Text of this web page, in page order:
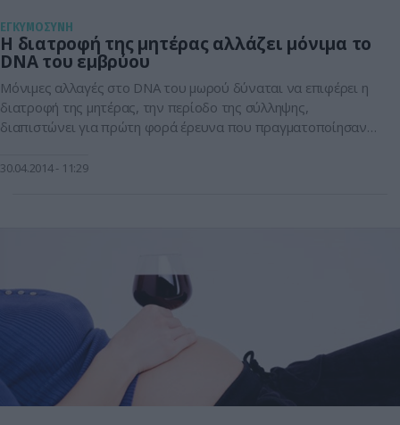
ΕΓΚΥΜΟΣΥΝΗ
Η διατροφή της μητέρας αλλάζει μόνιμα το
DNA του εμβρύου
Μόνιμες αλλαγές στο DNA του μωρού δύναται να επιφέρει η
διατροφή της μητέρας, την περίοδο της σύλληψης,
διαπιστώνει για πρώτη φορά έρευνα που πραγματοποίησαν
σε ζώα είχαν δείξει ότι η διατροφή όχι μόνο κατά την
30.04.2014 11:29